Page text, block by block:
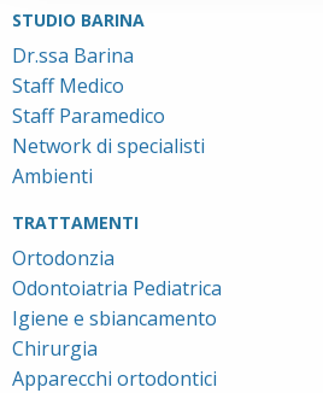
STUDIO BARINA
Dr.ssa Barina
Staff Medico
Staff Paramedico
Network di specialisti
Ambienti
TRATTAMENTI
Ortodonzia
Odontoiatria Pediatrica
Igiene e sbiancamento
Chirurgia
Apparecchi ortodontici